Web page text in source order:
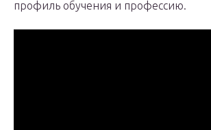
профиль обучения и профессию.